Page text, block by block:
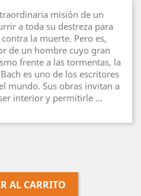
misión de un
a toda su destreza para
la muerte. Pero es,
de un hombre cuyo gran
frente a las tormentas, la
es uno de los escritores
mundo. Sus obras invitan a
interior y permitirle ...
AL CARRITO